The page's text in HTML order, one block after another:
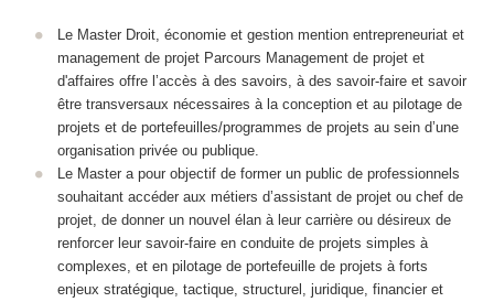
Le Master Droit, économie et gestion mention entrepreneuriat et
management de projet Parcours Management de projet et
d'affaires offre l’accès à des savoirs, à des savoir-faire et savoir
être transversaux nécessaires à la conception et au pilotage de
projets et de portefeuilles/programmes de projets au sein d’une
organisation privée ou publique.
Le Master a pour objectif de former un public de professionnels
souhaitant accéder aux métiers d’assistant de projet ou chef de
projet, de donner un nouvel élan à leur carrière ou désireux de
renforcer leur savoir-faire en conduite de projets simples à
complexes, et en pilotage de portefeuille de projets à forts
enjeux stratégique, tactique, structurel, juridique, financier et